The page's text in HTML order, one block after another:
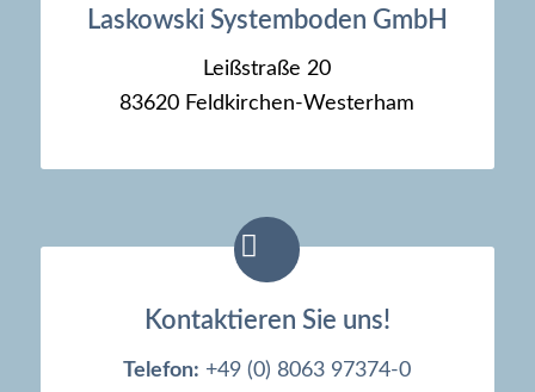
Laskowski Systemboden GmbH
Leißstraße 20
83620 Feldkirchen-Westerham
Kontaktieren Sie uns!
Telefon: +49 (0) 8063 97374-0